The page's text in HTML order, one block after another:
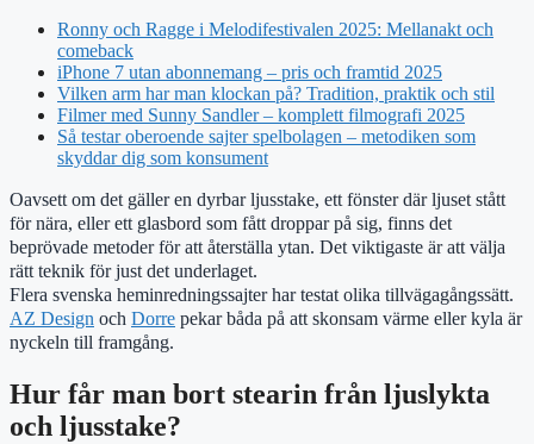
Ronny och Ragge i Melodifestivalen 2025: Mellanakt och
comeback
iPhone 7 utan abonnemang – pris och framtid 2025
Vilken arm har man klockan på? Tradition, praktik och stil
Filmer med Sunny Sandler – komplett filmografi 2025
Så testar oberoende sajter spelbolagen – metodiken som
skyddar dig som konsument
Oavsett om det gäller en dyrbar ljusstake, ett fönster där ljuset stått
för nära, eller ett glasbord som fått droppar på sig, finns det
beprövade metoder för att återställa ytan. Det viktigaste är att välja
rätt teknik för just det underlaget.
Flera svenska heminredningssajter har testat olika tillvägagångssätt.
AZ Design och Dorre pekar båda på att skonsam värme eller kyla är
nyckeln till framgång.
Hur får man bort stearin från ljuslykta
och ljusstake?